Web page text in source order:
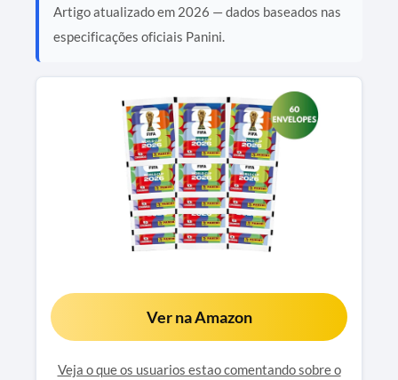
Artigo atualizado em 2026 — dados baseados nas
especificações oficiais Panini.
Ver na Amazon
Veja o que os usuarios estao comentando sobre o